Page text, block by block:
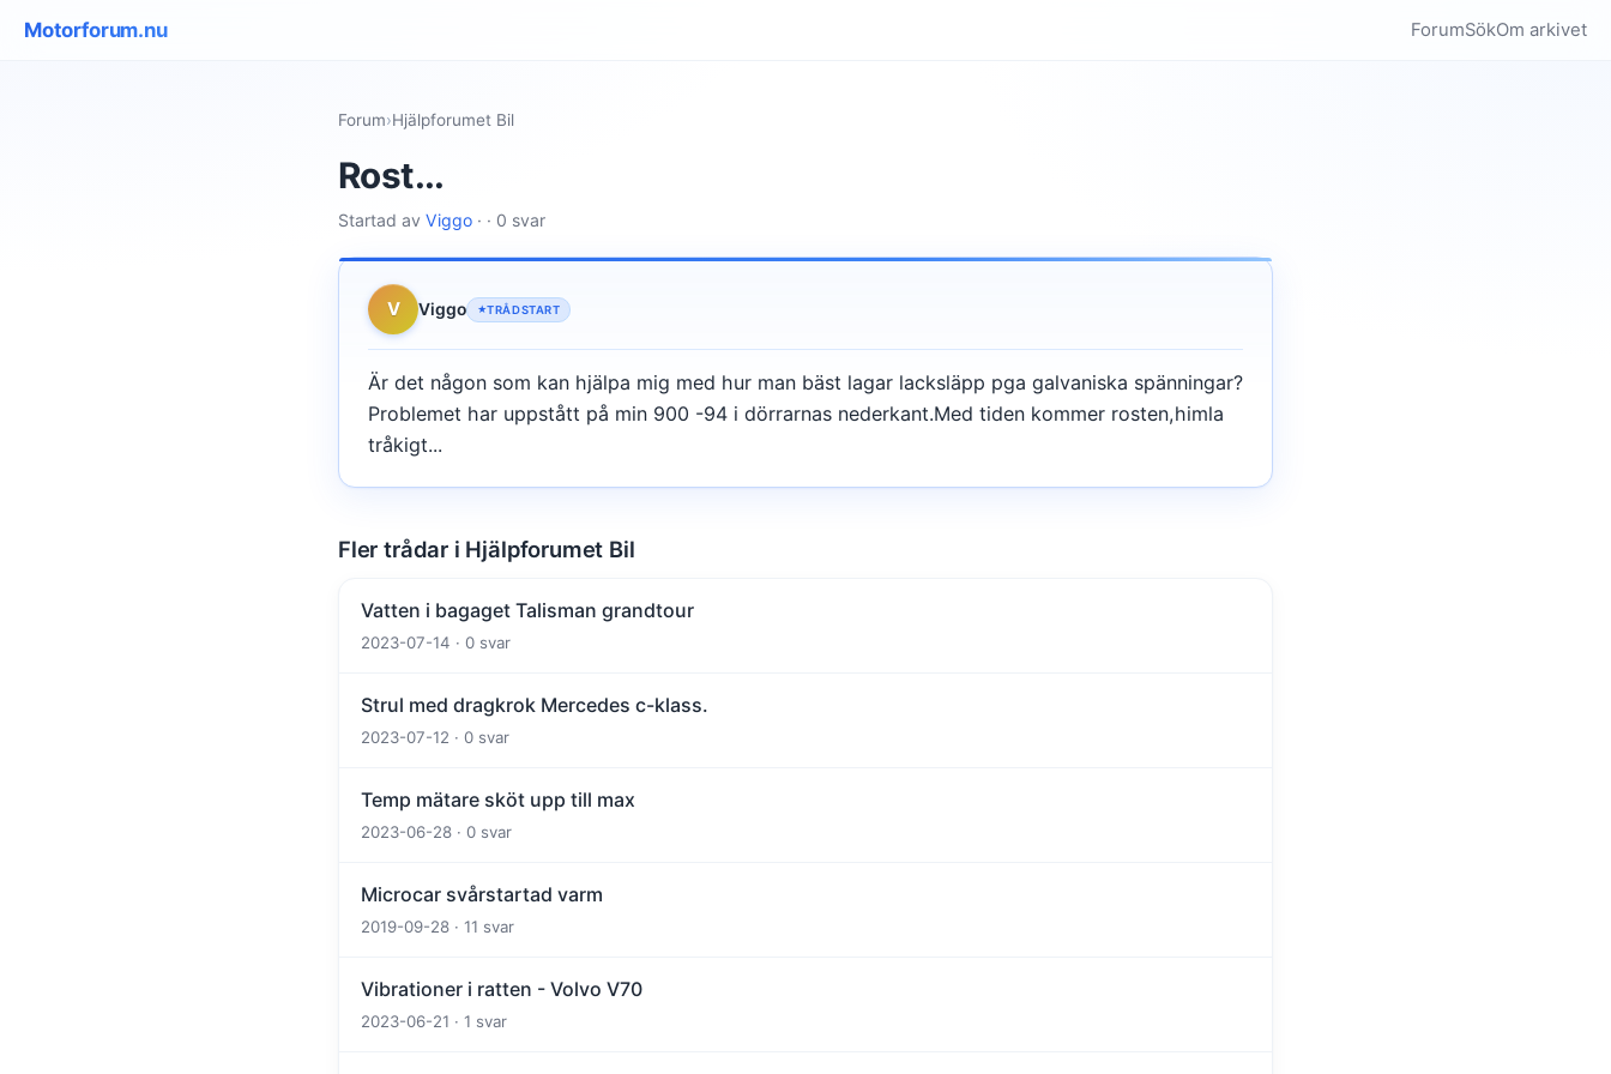
Motorforum.nu ForumSökOm arkivet
Forum›Hjälpforumet Bil
Rost...
Startad av Viggo · · 0 svar
V Viggo TRÅDSTART
Är det någon som kan hjälpa mig med hur man bäst lagar lacksläpp pga galvaniska spänningar?
Problemet har uppstått på min 900 -94 i dörrarnas nederkant.Med tiden kommer rosten,himla
tråkigt...
Fler trådar i Hjälpforumet Bil
Vatten i bagaget Talisman grandtour
2023-07-14 · 0 svar
Strul med dragkrok Mercedes c-klass.
2023-07-12 · 0 svar
Temp mätare sköt upp till max
2023-06-28 · 0 svar
Microcar svårstartad varm
2019-09-28 · 11 svar
Vibrationer i ratten - Volvo V70
2023-06-21 · 1 svar